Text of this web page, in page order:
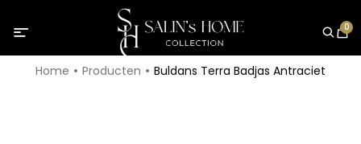
0
Home Producten Buldans Terra Badjas Antraciet